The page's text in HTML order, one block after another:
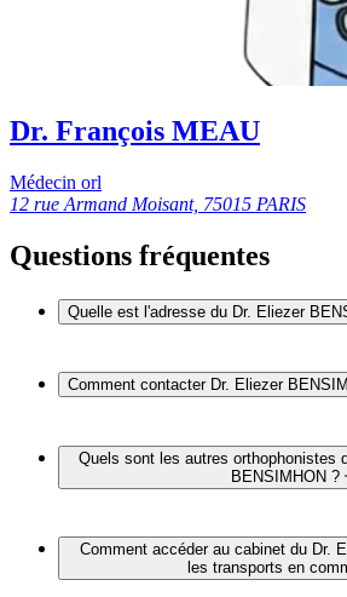
Dr. François MEAU
Médecin orl
12 rue Armand Moisant, 75015 PARIS
Questions fréquentes
Quelle est l'adresse du Dr. Eliezer
Moisant 75015 PARIS
Comment contacter Dr. Eliezer
téléphone au 01 46 49 11 15.
Quels sont les autres orthophonistes
BENSIMHON ?
Dr. Eliezer BENSIMHON :
Dr. Alexandre-Claude TIMSIT
Comment accéder au cabinet du Dr.
les transports en